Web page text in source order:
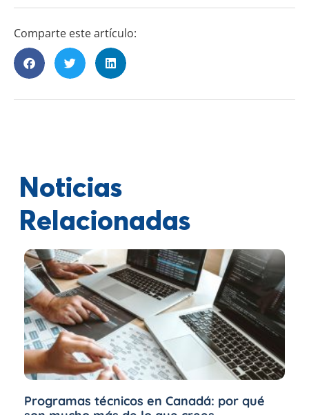
Comparte este artículo:
Noticias
Relacionadas
Programas técnicos en Canadá: por qué